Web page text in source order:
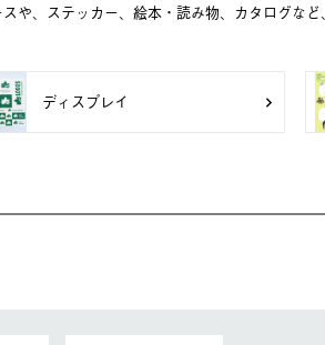
や、ステッカー、絵本・読み物、カタログな
ディスプレイ